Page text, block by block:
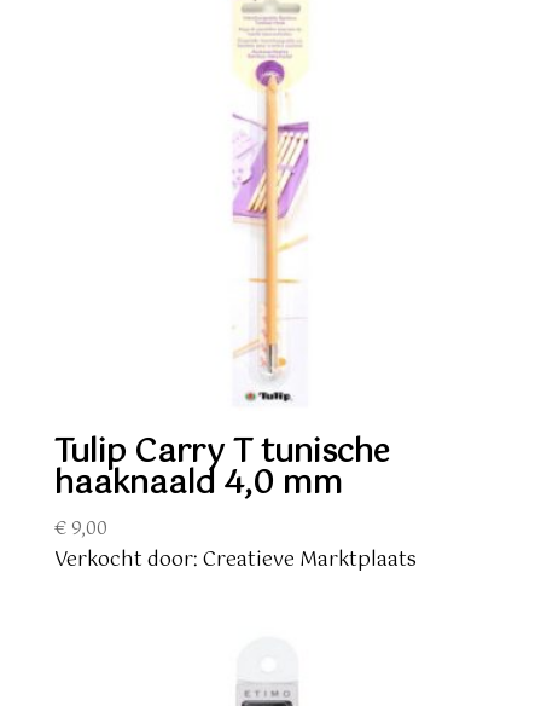
Tulip Carry T tunische
haaknaald 4,0 mm
€9,00
Verkocht door: Creatieve Marktplaats